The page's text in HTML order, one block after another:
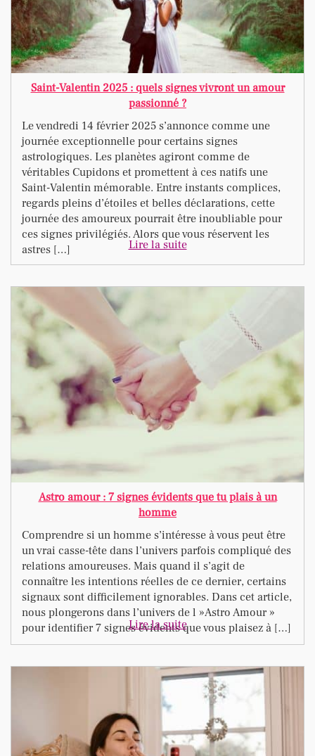
Saint-Valentin 2025 : quels signes vivront un amour
passionné ?
Le vendredi 14 février 2025 s’annonce comme une
journée exceptionnelle pour certains signes
astrologiques. Les planètes agiront comme de
véritables Cupidons et promettent à ces natifs une
Saint-Valentin mémorable. Entre instants complices,
regards pleins d’étoiles et belles déclarations, cette
journée des amoureux pourrait être inoubliable pour
ces signes privilégiés. Alors que vous réservent les
astres […]
Lire la suite
Astro amour : 7 signes évidents que tu plais à un
homme
Comprendre si un homme s’intéresse à vous peut être
un vrai casse-tête dans l’univers parfois compliqué des
relations amoureuses. Mais quand il s’agit de
connaître les intentions réelles de ce dernier, certains
signaux sont difficilement ignorables. Dans cet article,
nous plongerons dans l’univers de l »Astro Amour »
pour identifier 7 signes évidents que vous plaisez à […]
Lire la suite